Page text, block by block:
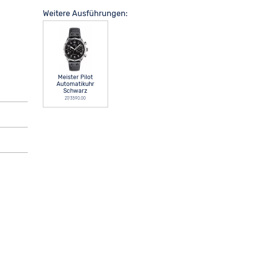
Weitere Ausführungen:
Meister Pilot
Automatikuhr
Schwarz
27/3590.00